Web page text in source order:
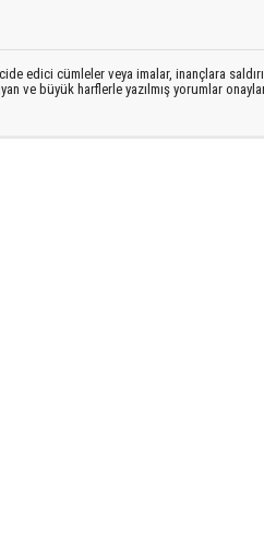
edici cümleler veya imalar, inançlara
ve büyük harflerle yazılmış yorumlar